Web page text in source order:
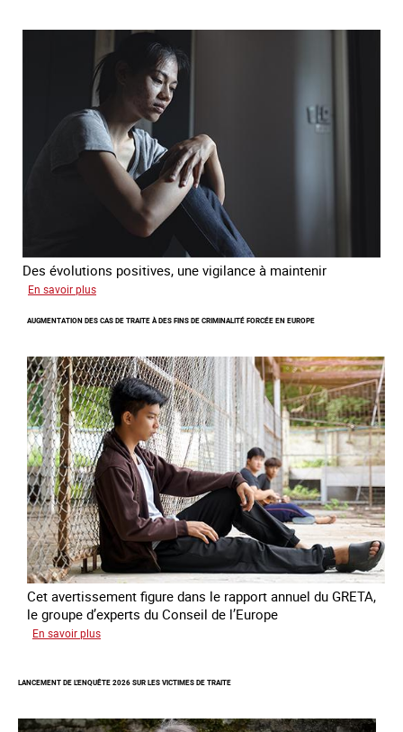
victime
traite
et
citoyenne
Des évolutions positives, une vigilance à maintenir
En savoir plus
nouveaux
du
combat
contre
l’esclavage
domestique
en
France
AUGMENTATION DES CAS DE TRAITE À DES FINS DE CRIMINALITÉ FORCÉE EN EUROPE
Cet avertissement figure dans le rapport annuel du GRETA,
le groupe d’experts du Conseil de l’Europe
En savoir plus
cas
traite
LANCEMENT DE L'ENQUÊTE 2026 SUR LES VICTIMES DE TRAITE